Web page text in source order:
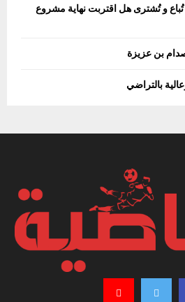
و تُشترى هل اقتربت نهاية مشروع
بن عزيزة
بالتراضي